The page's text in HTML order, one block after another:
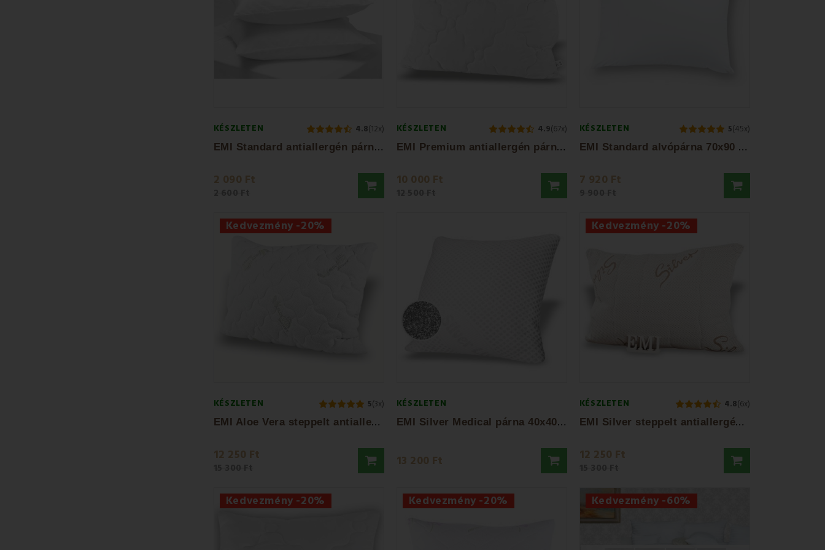
KÉSZLETEN 4.8(12x)
E
MI Standard antiallergén párna 35x45cm
2 090 Ft
KÉSZLETEN 4.9(67x)
E
MI Premium antiallergén párna 70x90 cm
10 000 Ft
KÉSZLETEN 5(45x)
E
MI Standard alvópárna 70x90 cm
7 920 Ft
Kedvezmény -20%
KÉSZLETEN 5(3x)
E
MI Aloe Vera steppelt antiallergén párna
12 250 Ft
KÉSZLETEN
E
MI Silver Medical párna 40x40cm
13 200 Ft
Kedvezmény -20%
KÉSZLETEN 4.8(6x)
E
MI Silver steppelt antiallergén párna
12 250 Ft
Kedvezmény -20% Kedvezmény -20% Kedvezmény -60%